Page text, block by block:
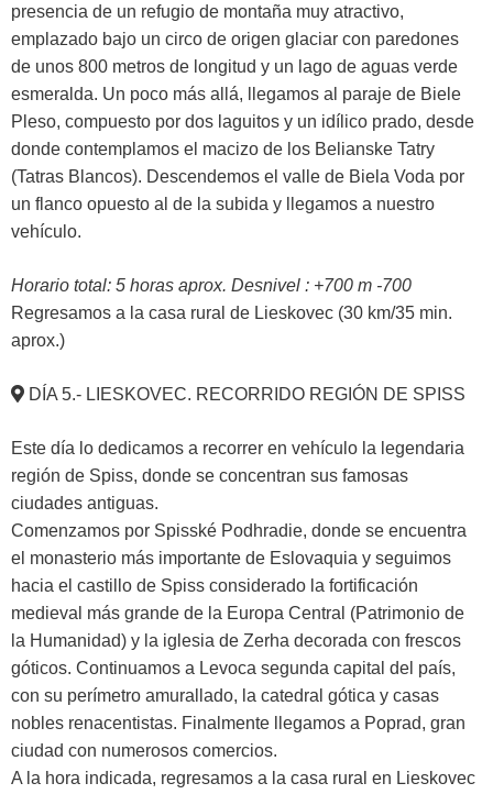
presencia de un refugio de montaña muy atractivo,
emplazado bajo un circo de origen glaciar con paredones
de unos 800 metros de longitud y un lago de aguas verde
esmeralda. Un poco más allá, llegamos al paraje de Biele
Pleso, compuesto por dos laguitos y un idílico prado, desde
donde contemplamos el macizo de los Belianske Tatry
(Tatras Blancos). Descendemos el valle de Biela Voda por
un flanco opuesto al de la subida y llegamos a nuestro
vehículo.
Horario total: 5 horas aprox. Desnivel : +700 m -700
Regresamos a la casa rural de Lieskovec (30 km/35 min.
aprox.)
DÍA 5.- LIESKOVEC. RECORRIDO REGIÓN DE SPISS
Este día lo dedicamos a recorrer en vehículo la legendaria
región de Spiss, donde se concentran sus famosas
ciudades antiguas.
Comenzamos por Spisské Podhradie, donde se encuentra
el monasterio más importante de Eslovaquia y seguimos
hacia el castillo de Spiss considerado la fortificación
medieval más grande de la Europa Central (Patrimonio de
la Humanidad) y la iglesia de Zerha decorada con frescos
góticos. Continuamos a Levoca segunda capital del país,
con su perímetro amurallado, la catedral gótica y casas
nobles renacentistas. Finalmente llegamos a Poprad, gran
ciudad con numerosos comercios.
A la hora indicada, regresamos a la casa rural en Lieskovec